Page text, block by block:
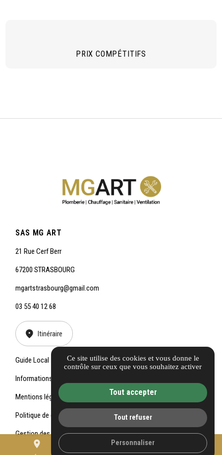
PRIX COMPÉTITIFS
place mail
SAS MG ART
21 Rue Cerf Berr
67200 STRASBOURG
mgartstrasbourg@gmail.com
03 55 40 12 68
Itinéraire
Guide Local
Informations complémentaires
Mentions légales
Politique de confidentialité
Gestion des cookies
Ce site utilise des cookies et vous donne le
contrôle sur ceux que vous souhaitez activer
Tout accepter
Tout refuser
Personnaliser